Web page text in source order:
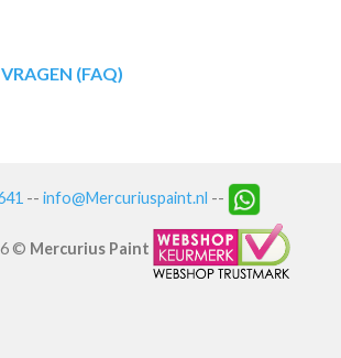
(FAQ)
-- info@Mercuriuspaint.nl --
© Mercurius Paint